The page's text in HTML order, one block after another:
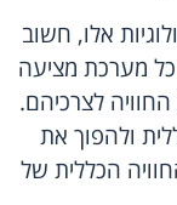
אלו, חשוב
מערכת מציעה
לצרכיהם.
ולהפוך את
הכללית של